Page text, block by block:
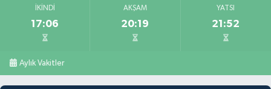
İKINDI
17:06
AKŞAM
20:19
YATSI
21:52
Aylık Vakitler